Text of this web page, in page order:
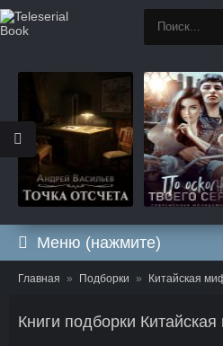
Меню (нажмите)
Главная Подборки Китайская
Книги подборки